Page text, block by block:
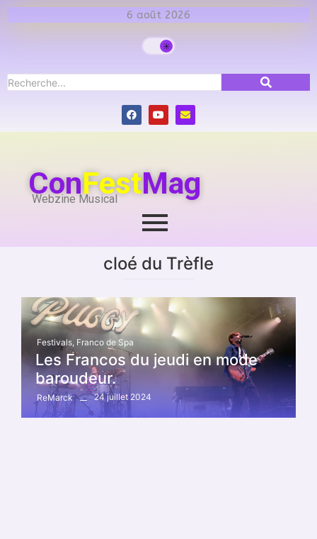
6 août 2026
ConFestMag
Webzine Musical
cloé du Trèfle
Festivals, Franco de Spa
Les Francos du jeudi en mode
baroudeur.
ReMarck 24 juillet 2024